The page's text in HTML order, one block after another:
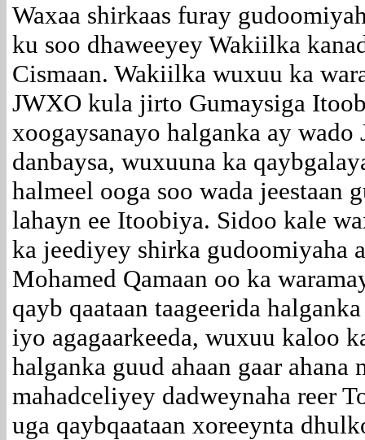
Waxaa shirkaas furay
ku soo dhaweeyey Wakiilka
Cismaan. Wakiilka wuxuu ka
JWXO kula jirto Gumaysiga
xoogaysanayo halganka ay
danbaysa, wuxuuna ka
halmeel ooga soo wada jeestaan
lahayn ee Itoobiya. Sidoo kale
ka jeediyey shirka gudoomiyaha
Mohamed Qamaan oo ka
qayb qaataan taageerida
iyo agagaarkeeda, wuxuu kaloo
halganka guud ahaan gaar
mahadceliyey dadweynaha reer
uga qaybqaataan xoreeynta